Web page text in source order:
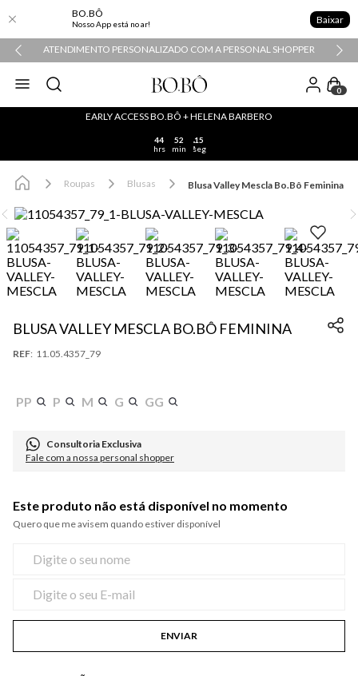
BO.BÔ
Nosso App está no ar! Baixar
A PERSONAL SHOPPER ENTREGA EXPRESSA EM ATÉ 48H*
0
EARLY ACCESS BO.BÔ + HELENA BARBERO
44
hrs
52
min
15
seg
Roupas Blusas Blusa Valley Mescla Bo.Bô Feminina
BLUSA VALLEY MESCLA BO.BÔ FEMININA
: 11.05.4357_79
PP P M G GG
Consultoria Exclusiva
Fale com a nossa personal shopper
Este produto não está disponível no momento
Quero que me avisem quando estiver disponível
ENVIAR